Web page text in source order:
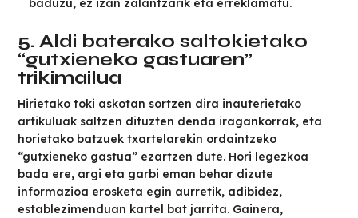
baduzu, ez izan zalantzarik eta erreklamatu.
5. Aldi baterako saltokietako
“gutxieneko gastuaren”
trikimailua
Hirietako toki askotan sortzen dira inauterietako
artikuluak saltzen dituzten denda iragankorrak, eta
horietako batzuek txartelarekin ordaintzeko
“gutxieneko gastua” ezartzen dute. Hori legezkoa
bada ere, argi eta garbi eman behar dizute
informazioa erosketa egin aurretik, adibidez,
establezimenduan kartel bat jarrita. Gainera,